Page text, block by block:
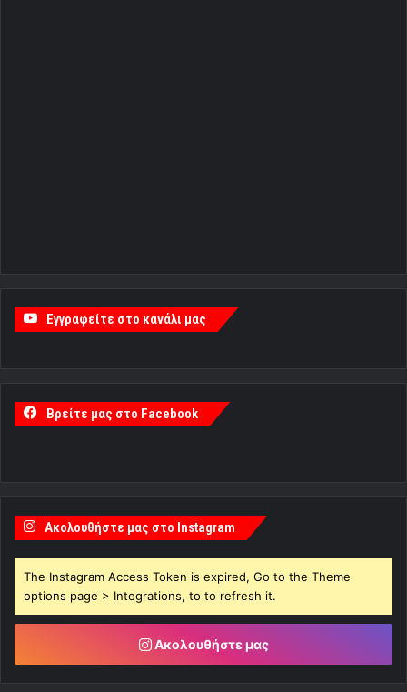
Εγγραφείτε στο κανάλι μας
Βρείτε μας στο Facebook
Ακολουθήστε μας στο Instagram
The Instagram Access Token is expired, Go to the Theme
options page > Integrations, to to refresh it.
Ακολουθήστε μας